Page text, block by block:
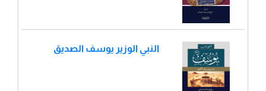
النبي الوزير يوسف الصديق